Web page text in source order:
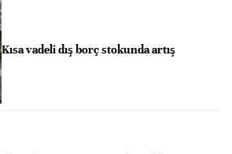
Kısa vadeli dış borç stokunda artış